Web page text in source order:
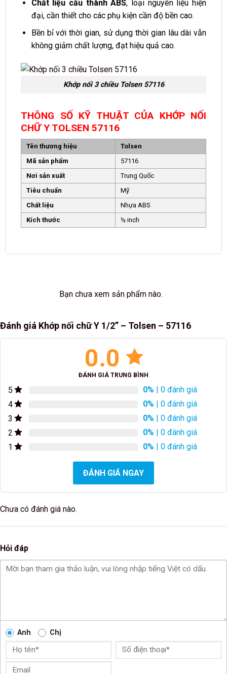
Chất liệu cấu thành ABS, loại nguyên liệu hiện
đại, cần thiết cho các phụ kiện cần độ bền cao.
Bền bỉ với thời gian, sử dụng thời gian lâu dài vẫn
không giảm chất lượng, đạt hiệu quả cao.
Khớp nối 3 chiều Tolsen 57116
THÔNG SỐ KỸ THUẬT CỦA KHỚP NỐI
CHỮ Y TOLSEN 57116
Tên thương hiệu
Tolsen
Mã sản phẩm
57116
Nơi sản xuất
Trung Quốc
Tiêu chuẩn
Mỹ
Chất liệu
Nhựa ABS
Kích thước
½ inch
Bạn chưa xem sản phẩm nào.
Đánh giá Khớp nối chữ Y 1/2” – Tolsen – 57116
0.0
ĐÁNH GIÁ TRUNG BÌNH
5 0% | 0 đánh giá
4
0% | 0 đánh giá
3
0% | 0 đánh giá
2
0% | 0 đánh giá
1
0% | 0 đánh giá
ĐÁNH GIÁ NGAY
Chưa có đánh giá nào.
Hỏi đáp
Anh Chị